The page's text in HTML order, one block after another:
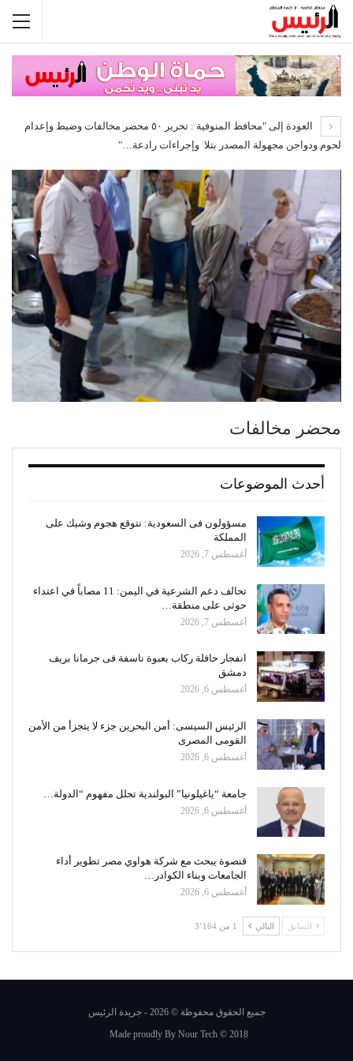
العودة إلى "محافظ المنوفية : تحرير ٥٠ محضر مخالفات وضبط وإعدام
لحوم ودواجن مجهولة المصدر بتلا وإجراءات رادعة…"
محضر مخالفات
أحدث الموضوعات
مسؤولون فى السعودية: نتوقع هجوم وشيك على
المملكة
أغسطس 7, 2026
تحالف دعم الشرعية في اليمن: 11 مصاباً في اعتداء
حوثى على منطقة…
أغسطس 7, 2026
انفجار حافلة ركاب بعبوة ناسفة فى جرمانا بريف
دمشق
أغسطس 6, 2026
الرئيس السيسى: أمن البحرين جزء لا يتجزأ من الأمن
القومى المصرى
أغسطس 6, 2026
جامعة “ياغيلونيا” البولندية تحلل مفهوم “الدولة…
أغسطس 6, 2026
قنصوة يبحث مع شركة هواوي مصر تطوير أداء
الجامعات وبناء الكوادر…
أغسطس 6, 2026
السابق التالي 1 من 3٬164
جميع الحقوق محفوظة © 2026 - جريدة الرئيس
Made proudly By Nour Tech © 2018